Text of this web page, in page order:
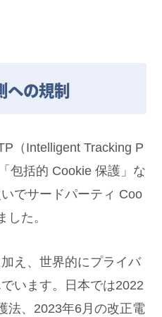
への規制
（Intelligent Tracking P
包括的 Cookie 保護」な
でサードパーティ Coo
た。
え、世界的にプライバ
います。日本では2022
法、2023年6月の改正電